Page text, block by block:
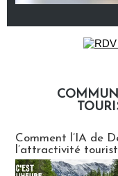
Comment l’IA de
l’attractivité